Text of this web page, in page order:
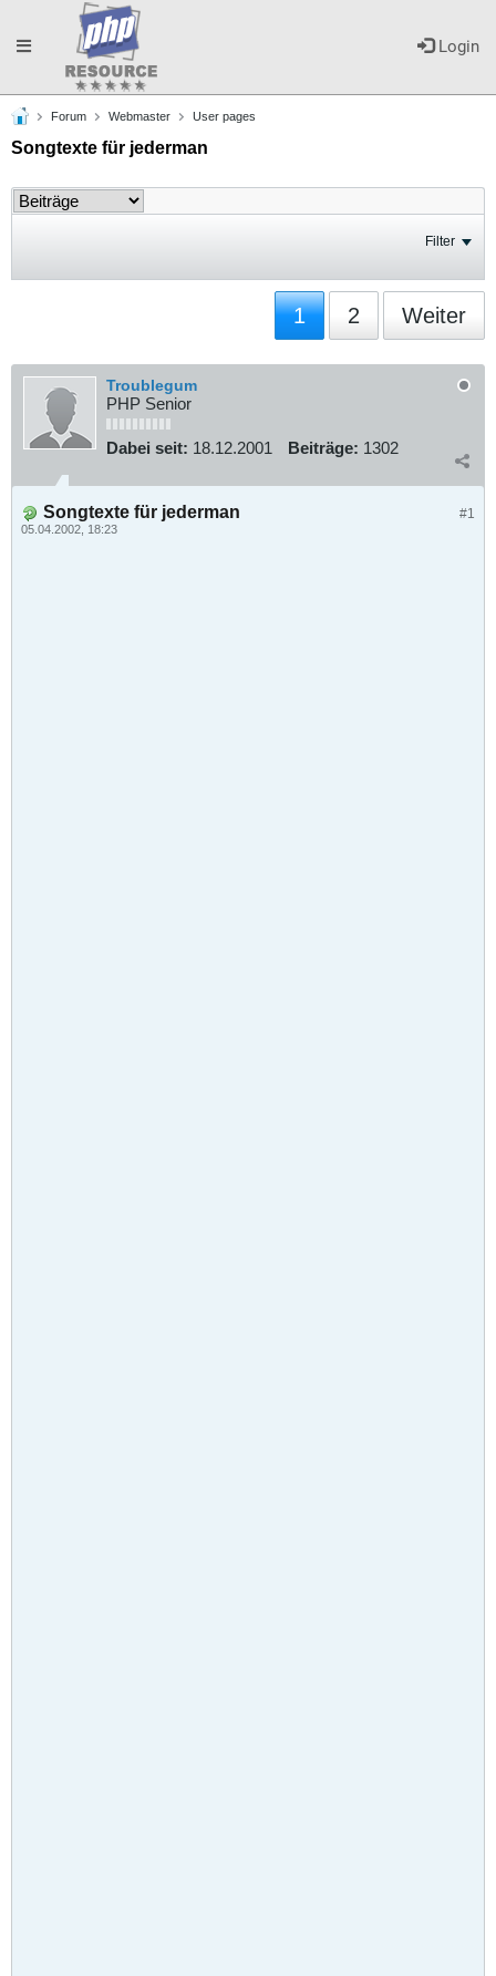
Login
Toggle
navigation
Forum Webmaster User pages
Songtexte für jederman
Filter
1 2 Weiter
Troublegum
PHP Senior
Dabei seit: 18.12.2001 Beiträge: 1302
#1
Songtexte für jederman
05.04.2002, 18:23